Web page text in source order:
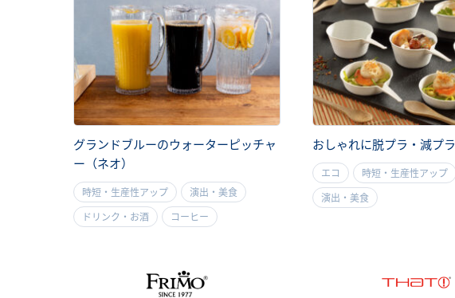
グランドブルーのウォーターピッチャ
ー（ネオ）
時短・生産性アップ 演出・美食
ドリンク・お酒 コーヒー
おしゃれに脱プラ・減プラ
エコ 時短・生産性アップ
演出・美食